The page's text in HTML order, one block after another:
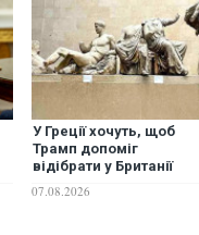
У Греції хочуть, щоб
Трамп допоміг
відібрати у Британії
Парфенону
07.08.2026